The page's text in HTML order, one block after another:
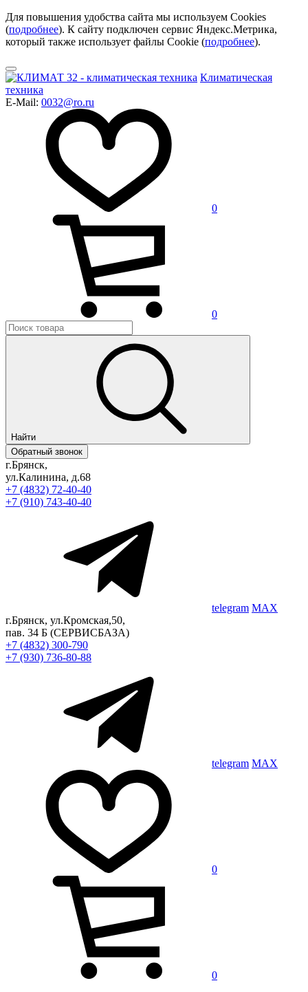
Для повышения удобства сайта мы используем Cookies
(подробнее). К сайту подключен сервис Яндекс.Метрика,
который также использует файлы Cookie (подробнее).
Климатическая
техника
E-Mail: 0032@ro.ru
0
0
Найти
Обратный звонок
г.Брянск,
ул.Калинина, д.68
+7 (4832) 72-40-40
+7 (910) 743-40-40
telegram MAX
г.Брянск, ул.Кромская,50,
пав. 34 Б (СЕРВИСБАЗА)
+7 (4832) 300-790
+7 (930) 736-80-88
telegram MAX
0
0